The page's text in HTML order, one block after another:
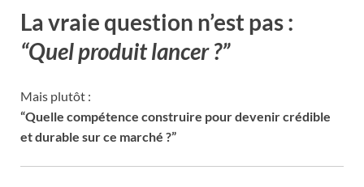
La vraie question n’est pas :
“Quel produit lancer ?”
Mais plutôt :
“Quelle compétence construire pour devenir crédible
et durable sur ce marché ?”